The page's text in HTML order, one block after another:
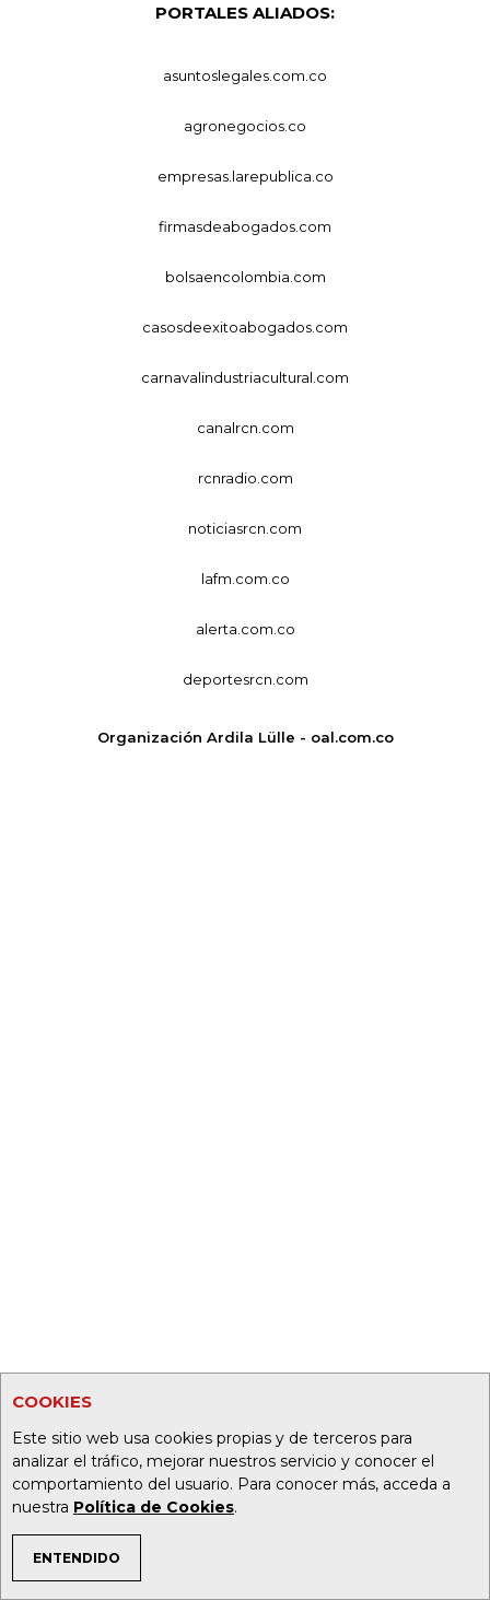
COOKIES
Este sitio web usa cookies propias y de terceros para
analizar el tráfico, mejorar nuestros servicio y conocer el
comportamiento del usuario. Para conocer más, acceda a
nuestra Política de Cookies.
ENTENDIDO
TEMAS DE INTERÉS
PORTALES ALIADOS:
asuntoslegales.com.co
agronegocios.co
empresas.larepublica.co
firmasdeabogados.com
bolsaencolombia.com
casosdeexitoabogados.com
carnavalindustriacultural.com
canalrcn.com
rcnradio.com
noticiasrcn.com
lafm.com.co
alerta.com.co
deportesrcn.com
Organización Ardila Lülle - oal.com.co